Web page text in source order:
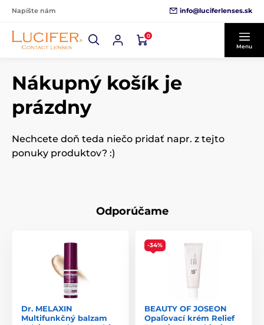
Napíšte nám info@luciferlenses.sk
0
Menu
Nákupný košík je
prázdny
Nechcete doň teda niečo pridať napr. z tejto
ponuky produktov? :)
Odporúčame
Dr. MELAXIN
Multifunkčný balzam
-34%
BEAUTY OF JOSEON
Opaľovací krém Relief